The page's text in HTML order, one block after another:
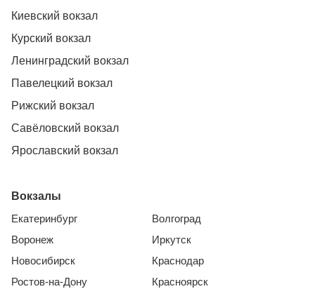
Киевский вокзал
Курский вокзал
Ленинградский вокзал
Павелецкий вокзал
Рижский вокзал
Савёловский вокзал
Ярославский вокзал
Вокзалы
Екатеринбург
Воронеж
Новосибирск
Ростов-на-Дону
Волгоград
Иркутск
Краснодар
Красноярск